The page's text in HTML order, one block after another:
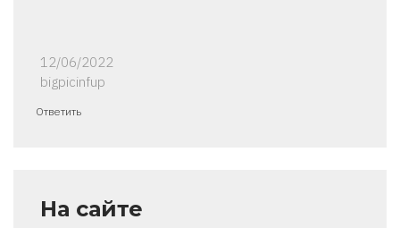
12/06/2022
bigpicinfup
Ответить
На сайте